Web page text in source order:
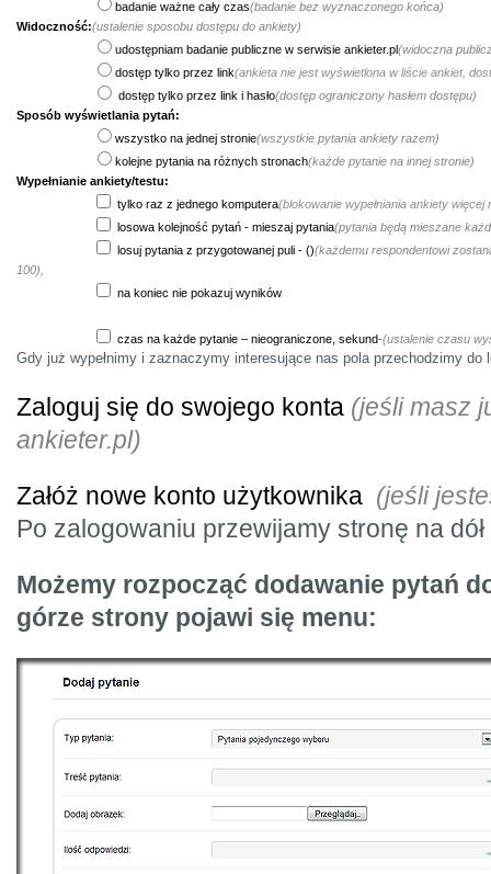
badanie ważne cały czas(badanie bez wyznaczonego końca)
Widoczność:(ustalenie sposobu dostępu do ankiety)
udostępniam badanie publiczne w serwisie ankieter.pl(widoczna
dostęp tylko przez link(ankieta nie jest wyświetlona w liście ankiet,
dostęp tylko przez link i hasło(dostęp ograniczony hasłem dostępu)
Sposób wyświetlania pytań:
wszystko na jednej stronie(wszystkie pytania ankiety razem)
kolejne pytania na różnych stronach(każde pytanie na innej stronie)
Wypełnianie ankiety/testu:
tylko raz z jednego komputera(blokowanie wypełniania ankiety
losowa kolejność pytań - mieszaj pytania(pytania będą mieszane
losuj pytania z przygotowanej puli - ()(każdemu respondentowi
100),
na koniec nie pokazuj wyników
czas na każde pytanie – nieograniczone, sekund-(ustalenie czasu
Gdy już wypełnimy i zaznaczymy interesujące nas pola przechodzimy do
Zaloguj się do swojego konta (jeśli masz
ankieter.pl)
Załóż nowe konto użytkownika (jeśli
Po zalogowaniu przewijamy stronę na
Możemy rozpocząć dodawanie pytań
górze strony pojawi się menu: